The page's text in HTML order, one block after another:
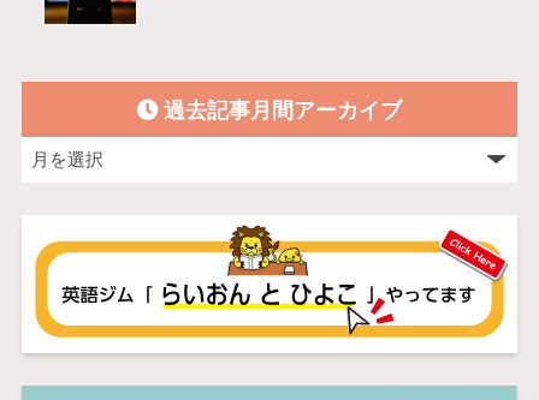
過去記事月間アーカイブ